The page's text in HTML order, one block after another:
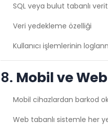
SQL veya bulut tabanlı
Veri yedekleme özelliği
Kullanıcı işlemlerinin
8. Mobil ve
Mobil cihazlardan barkod
Web tabanlı sistemle her